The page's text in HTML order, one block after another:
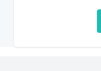
İdrarını
ciddi ağrılar